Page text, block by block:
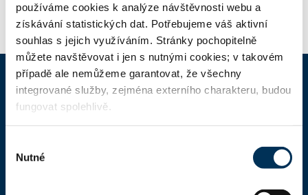
používáme cookies k analýze návštěvnosti webu a
získávání statistických dat. Potřebujeme váš aktivní
souhlas s jejich využíváním. Stránky pochopitelně
můžete navštěvovat i jen s nutnými cookies; v takovém
případě ale nemůžeme garantovat, že všechny
integrované služby, zejména externího charakteru, budou
fungovat spolehlivě.
souhlasu
Nutné
ČAK
Aktuality